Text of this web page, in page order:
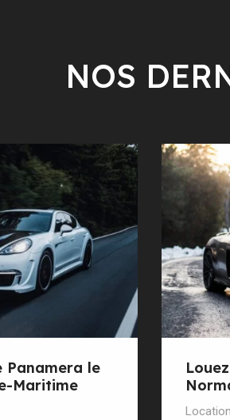
NOS
Panamera le
Maritime
Location